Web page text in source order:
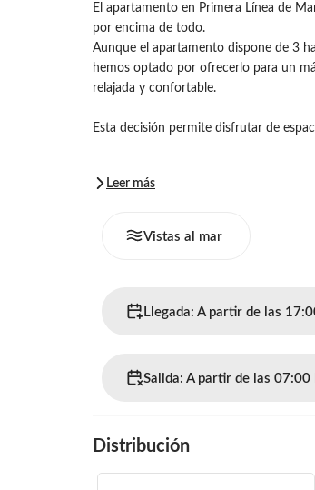
El apartamento en Primera Línea de
por encima de todo.
Aunque el apartamento dispone de 3
hemos optado por ofrecerlo para un
relajada y confortable.
Esta decisión permite disfrutar de
Leer más
Vistas al mar
Llegada: A partir de las
Salida: A partir de las
Distribución